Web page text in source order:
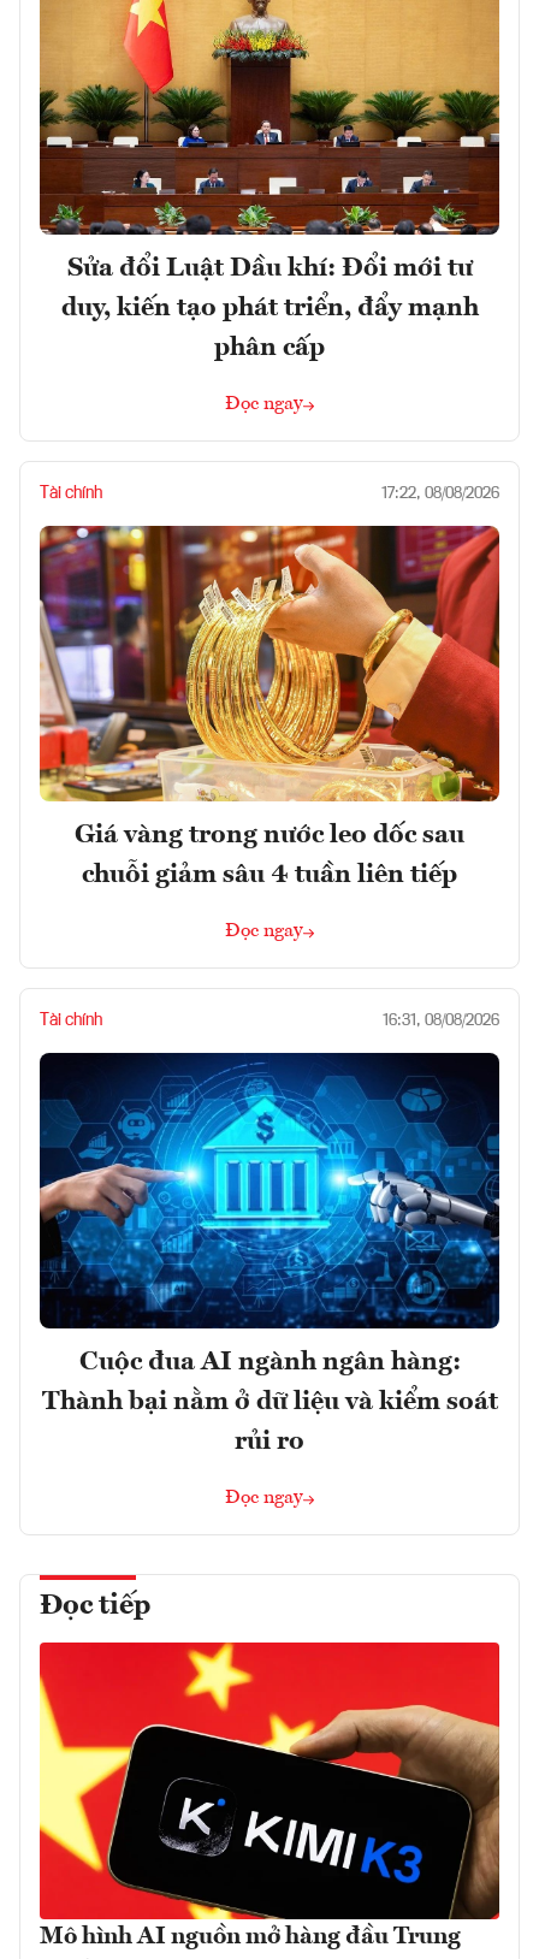
Sửa đổi Luật Dầu khí: Đổi mới tư
duy, kiến tạo phát triển, đẩy mạnh
phân cấp
Đọc ngay
Tài chính 17:22, 08/08/2026
Giá vàng trong nước leo dốc sau
chuỗi giảm sâu 4 tuần liên tiếp
Đọc ngay
Tài chính 16:31, 08/08/2026
Cuộc đua AI ngành ngân hàng:
Thành bại nằm ở dữ liệu và kiểm soát
rủi ro
Đọc ngay
Đọc tiếp
Mô hình AI nguồn mở hàng đầu Trung